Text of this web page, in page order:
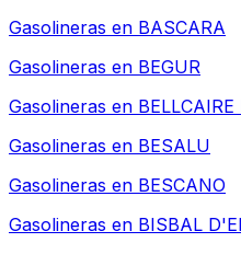
Gasolineras en BASCARA
Gasolineras en BEGUR
Gasolineras en
Gasolineras en BESALU
Gasolineras en BESCANO
Gasolineras en BISBAL